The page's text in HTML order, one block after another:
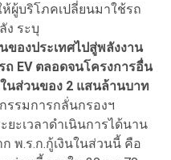
ผู้บริโภคเปลี่ยนมาใช้รถ
ง ระบุ
ของประเทศไปสู่พลังงาน
EV ตลอดจนโครงการอื่น
ในส่วนของ 2 แสนล้านบาท
รรมการกลั่นกรองฯ
ยะเวลาดำเนินการได้นาน
ก พ.ร.ก.กู้เงินในส่วนนี้ คือ